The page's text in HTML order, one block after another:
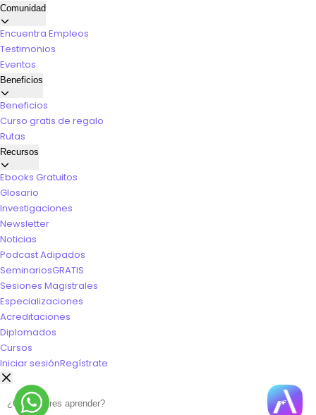
Comunidad
Encuentra Empleos
Testimonios
Eventos
Beneficios
Beneficios
Curso gratis de regalo
Rutas
Recursos
Ebooks Gratuitos
Glosario
Investigaciones
Newsletter
Noticias
Podcast Adipados
SeminariosGRATIS
Sesiones Magistrales
Especializaciones
Acreditaciones
Diplomados
Cursos
Iniciar sesiónRegístrate
Buscar